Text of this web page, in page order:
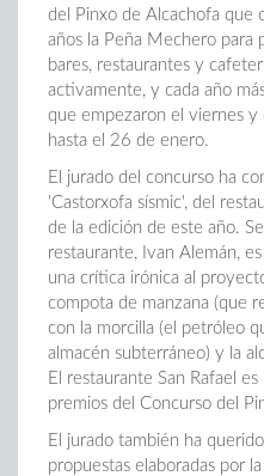
del Pinxo de Alcachofa que
años la Peña Mechero para
bares, restaurantes y
activamente, y cada año
que empezaron el viernes y
hasta el 26 de enero.
El jurado del concurso ha
'Castorxofa sísmic', del
de la edición de este año.
restaurante, Ivan Alemán,
una crítica irónica al
compota de manzana (que
con la morcilla (el petróleo
almacén subterráneo) y la
El restaurante San Rafael
premios del Concurso del
El jurado también ha
propuestas elaboradas por